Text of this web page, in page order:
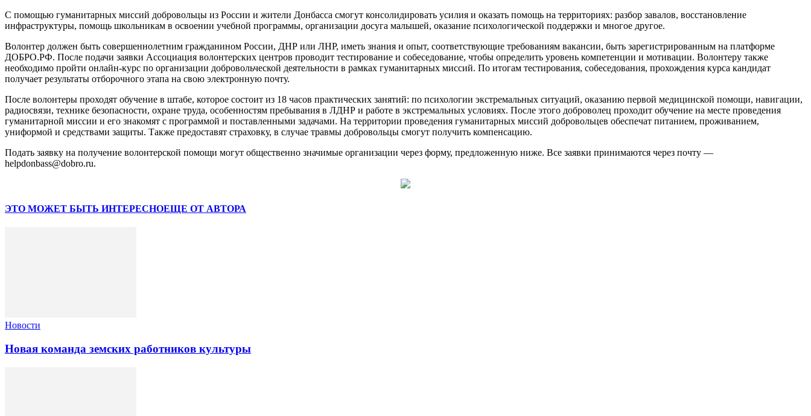
С помощью гуманитарных миссий добровольцы из России и жители Донбасса смогут консолидировать усилия и оказать помощь на территориях: разбор завалов, восстановление
инфраструктуры, помощь школьникам в освоении учебной программы, организации досуга малышей, оказание психологической поддержки и многое другое.
Волонтер должен быть совершеннолетним гражданином России, ДНР или ЛНР, иметь знания и опыт, соответствующие требованиям вакансии, быть зарегистрированным на платформе
ДОБРО.РФ. После подачи заявки Ассоциация волонтерских центров проводит тестирование и собеседование, чтобы определить уровень компетенции и мотивации. Волонтеру также
необходимо пройти онлайн-курс по организации добровольческой деятельности в рамках гуманитарных миссий. По итогам тестирования, собеседования, прохождения курса кандидат
получает результаты отборочного этапа на свою электронную почту.
После волонтеры проходят обучение в штабе, которое состоит из 18 часов практических занятий: по психологии экстремальных ситуаций, оказанию первой медицинской помощи, навигации,
радиосвязи, технике безопасности, охране труда, особенностям пребывания в ЛДНР и работе в экстремальных условиях. После этого доброволец проходит обучение на месте проведения
гуманитарной миссии и его знакомят с программой и поставленными задачами. На территории проведения гуманитарных миссий добровольцев обеспечат питанием, проживанием,
униформой и средствами защиты. Также предоставят страховку, в случае травмы добровольцы смогут получить компенсацию.
Подать заявку на получение волонтерской помощи могут общественно значимые организации через форму, предложенную ниже. Все заявки принимаются через почту —
helpdonbass@dobro.ru.
ЭТО МОЖЕТ БЫТЬ ИНТЕРЕСНОЕЩЕ ОТ АВТОРА
Новости
Новая команда земских работников культуры